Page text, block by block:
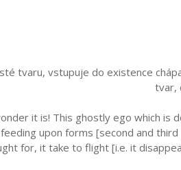
tvaru, vstupuje do existence
tvar,
it is! This ghostly ego which is
upon forms [second and
for, it take to flight [i.e. it